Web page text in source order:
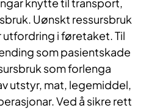
Uønskt ressursbruk
utfordring i føretaket. Til
som pasientskade
som forlenga
utstyr, mat, legemiddel,
Ved å sikre rett